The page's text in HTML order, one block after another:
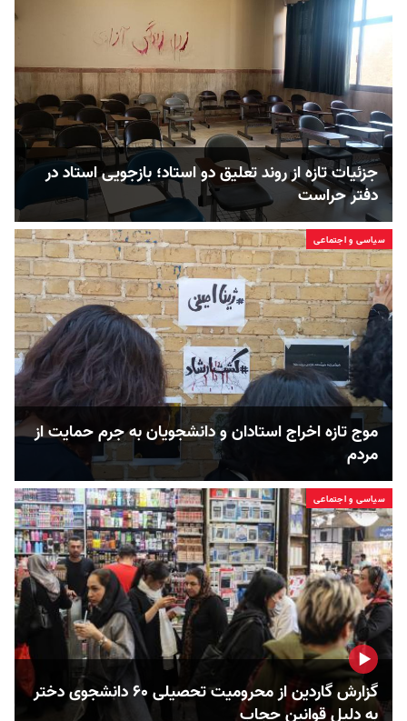
جزئیات تازه از روند تعلیق دو استاد؛ بازجویی استاد در
دفتر حراست
سیاسی و اجتماعی
موج تازه اخراج استادان و دانشجویان به جرم حمایت از
مردم
سیاسی و اجتماعی
گزارش گاردین از محرومیت تحصیلی ۶۰ دانشجوی دختر
به ‌دلیل قوانین حجاب